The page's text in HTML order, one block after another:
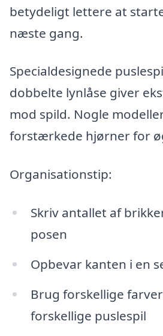
betydeligt lettere at
næste gang.
Specialdesignede
dobbelte lynlåse giver
mod spild. Nogle
forstærkede hjørner for
Organisationstip:
Skriv antallet af
posen
Opbevar kanten i en
Brug forskellige
forskellige puslespil